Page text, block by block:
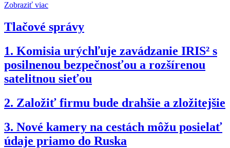
Zobraziť viac
Tlačové správy
1. Komisia urýchľuje zavádzanie IRIS² s
posilnenou bezpečnosťou a rozšírenou
satelitnou sieťou
2. Založiť firmu bude drahšie a zložitejšie
3. Nové kamery na cestách môžu posielať
údaje priamo do Ruska